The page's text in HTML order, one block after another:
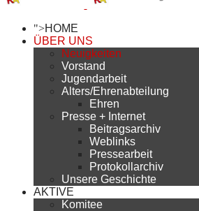
">HOME
ÜBER UNS
Neuigkeiten
Vorstand
Jugendarbeit
Alters/Ehrenabteilung
Ehren
Presse + Internet
Beitragsarchiv
Weblinks
Pressearbeit
Protokollarchiv
Unsere Geschichte
AKTIVE
Komitee